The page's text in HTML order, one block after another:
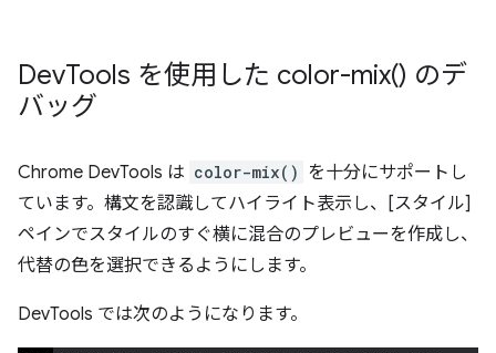
DevTools を使用した color-mix() のデ
バッグ
Chrome DevTools は color-mix() を十分にサポートし
ています。構文を認識してハイライト表示し、[スタイル]
ペインでスタイルのすぐ横に混合のプレビューを作成し、
代替の色を選択できるようにします。
DevTools では次のようになります。